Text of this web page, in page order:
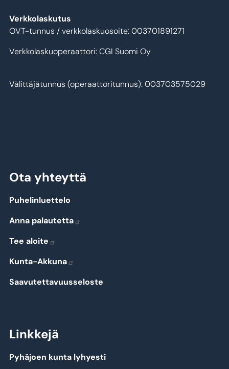
Verkkolaskutus
OVT-tunnus / verkkolaskuosoite: 003701891271
Verkkolaskuoperaattori: CGI Suomi Oy
Välittäjätunnus (operaattoritunnus): 003703575029
Ota yhteyttä
Puhelinluettelo
Anna palautetta
Tee aloite
Kunta-Akkuna
Saavutettavuusseloste
Linkkejä
Pyhäjoen kunta lyhyesti